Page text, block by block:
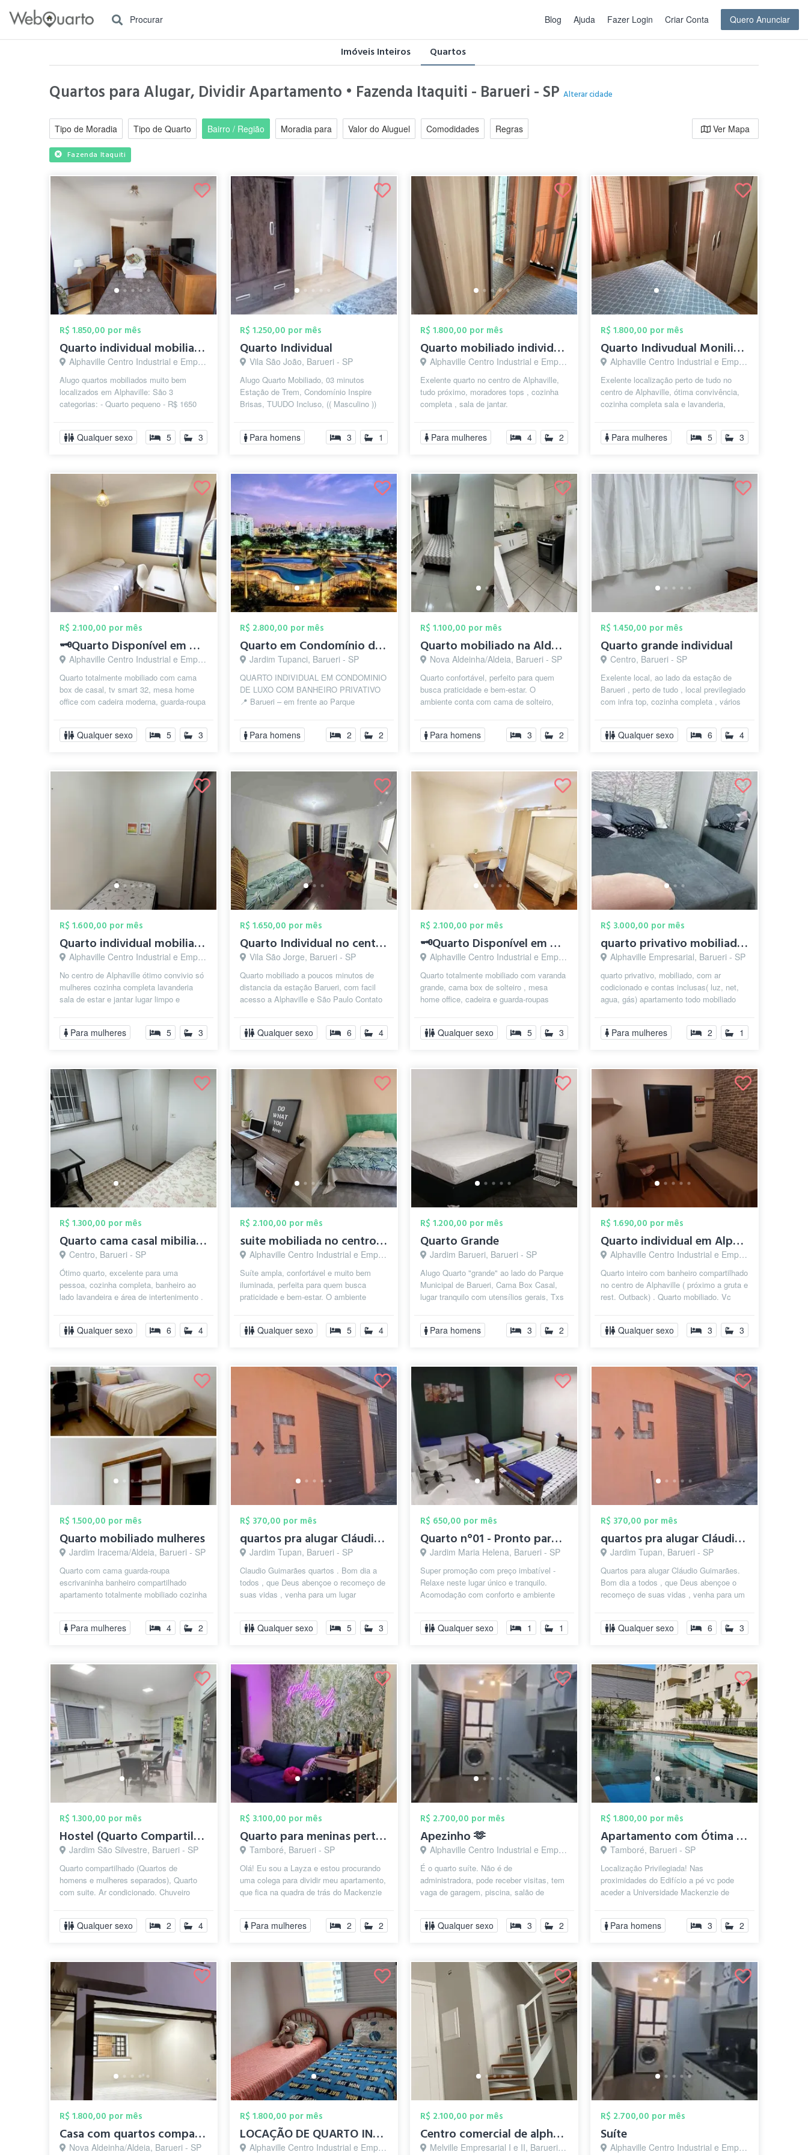
Procurar Blog Ajuda Fazer Login Criar Conta Quero Anunciar
Imóveis Inteiros Quartos
Quartos para Alugar, Dividir Apartamento • Fazenda Itaquiti - Barueri - SPAlterar cidade
Tipo de Moradia Tipo de Quarto Bairro / Região Moradia para Valor do Aluguel Comodidades Regras Ver Mapa
Fazenda Itaquiti
R$ 1.850,00 por mês
Quarto individual mobiliado no centro de...
Alphaville Centro Industrial e Empresarial/Alphaville., Barueri - SP
Alugo quartos mobiliados muito bem
localizados em Alphaville: São 3
categorias: - Quarto pequeno - R$ 1650
Quar...
Qualquer sexo 5 3
R$ 1.250,00 por mês
Quarto Individual
Vila São João, Barueri - SP
Alugo Quarto Mobiliado, 03 minutos
Estação de Trem, Condomínio Inspire
Brisas, TUUDO Incluso, (( Masculino ))
...
Para homens 3 1
R$ 1.800,00 por mês
Quarto mobiliado individual
Alphaville Centro Industrial e Empresarial/Alphaville., Barueri - SP
Exelente quarto no centro de Alphaville,
tudo próximo, moradores tops , cozinha
completa , sala de jantar.
Para mulheres 4 2
R$ 1.800,00 por mês
Quarto Indivudual Moniliado
Alphaville Centro Industrial e Empresarial/Alphaville., Barueri - SP
Exelente localização perto de tudo no
centro de Alphaville, ótima convivência,
cozinha completa sala e lavanderia,
Para mulheres 5 3
R$ 2.100,00 por mês
🗝️Quarto Disponível em Alphaville ✅
Alphaville Centro Industrial e Empresarial/Alphaville., Barueri - SP
Quarto totalmente mobiliado com cama
box de casal, tv smart 32, mesa home
office com cadeira moderna, guarda-roupa
Qualquer sexo 5 3
R$ 2.800,00 por mês
Quarto em Condomínio de Alto Padrão Baru...
Jardim Tupanci, Barueri - SP
QUARTO INDIVIDUAL EM CONDOMINIO
DE LUXO COM BANHEIRO PRIVATIVO
📍 Barueri – em frente ao Parque
Comercial 📅 ...
Para homens 2 2
R$ 1.100,00 por mês
Quarto mobiliado na Aldeia de Barueri
Nova Aldeinha/Aldeia, Barueri - SP
Quarto confortável, perfeito para quem
busca praticidade e bem-estar. O
ambiente conta com cama de solteiro,
co...
Para homens 3 2
R$ 1.450,00 por mês
Quarto grande individual
Centro, Barueri - SP
Exelente local, ao lado da estação de
Barueri , perto de tudo , local previlegiado
com infra top, cozinha completa , vários
Qualquer sexo 6 4
R$ 1.600,00 por mês
Quarto individual mobiliado
Alphaville Centro Industrial e Empresarial/Alphaville., Barueri - SP
No centro de Alphaville ótimo convivio só
mulheres cozinha completa lavanderia
sala de estar e jantar lugar limpo e
Para mulheres 5 3
R$ 1.650,00 por mês
Quarto Individual no centro de Barueri
Vila São Jorge, Barueri - SP
Quarto mobiliado a poucos minutos de
distancia da estação Barueri, com facil
acesso a Alphaville e São Paulo Contato
Qualquer sexo 6 4
R$ 2.100,00 por mês
🗝️Quarto Disponível em Alphaville ✅
Alphaville Centro Industrial e Empresarial/Alphaville., Barueri - SP
Quarto totalmente mobiliado com varanda
grande, cama box de solteiro , mesa
home office, cadeira e guarda-roupas
Qualquer sexo 5 3
R$ 3.000,00 por mês
quarto privativo mobiliado com ar condic...
Alphaville Empresarial, Barueri - SP
quarto privativo, mobiliado, com ar
codicionado e contas inclusas( luz, net,
agua, gás) apartamento todo mobiliado
Para mulheres 2 1
R$ 1.300,00 por mês
Quarto cama casal mibiliado individual
Centro, Barueri - SP
Ótimo quarto, excelente para uma
pessoa, cozinha completa, banheiro ao
lado lavandeira e área de intertenimento .
Qualquer sexo 6 4
R$ 2.100,00 por mês
suite mobiliada no centro de Alphaville
Alphaville Centro Industrial e Empresarial/Alphaville., Barueri - SP
Suíte ampla, confortável e muito bem
iluminada, perfeita para quem busca
praticidade e bem-estar. O ambiente
espaçoso...
Qualquer sexo 5 4
R$ 1.200,00 por mês
Quarto Grande
Jardim Barueri, Barueri - SP
Alugo Quarto "grande" ao lado do Parque
Municipal de Barueri, Cama Box Casal,
lugar tranquilo com utensílios gerais, Txs
Para homens 3 2
R$ 1.690,00 por mês
Quarto individual em Alphaville (CENTRO ...
Alphaville Centro Industrial e Empresarial/Alphaville., Barueri - SP
Quarto inteiro com banheiro compartilhado
no centro de Alphaville ( próximo a gruta e
rest. Outback) . Quarto mobiliado. Vc
Qualquer sexo 3 3
R$ 1.500,00 por mês
Quarto mobiliado mulheres
Jardim Iracema/Aldeia, Barueri - SP
Quarto com cama guarda-roupa
escrivaninha banheiro compartilhado
apartamento totalmente mobiliado cozinha
200,0...
Para mulheres 4 2
R$ 370,00 por mês
quartos pra alugar Cláudio Guimarães
Jardim Tupan, Barueri - SP
Claudio Guimarães quartos . Bom dia a
todos , que Deus abençoe o recomeço de
suas vidas , venha para um lugar
...
Qualquer sexo 5 3
R$ 650,00 por mês
Quarto n°01 - Pronto para morar: Quarto ...
Jardim Maria Helena, Barueri - SP
Super promoção com preço imbatível -
Relaxe neste lugar único e tranquilo.
Acomodação com conforto e ambiente
Qualquer sexo 1 1
R$ 370,00 por mês
quartos pra alugar Cláudio Guimarães
Jardim Tupan, Barueri - SP
Quartos para alugar Cláudio Guimarães.
Bom dia a todos , que Deus abençoe o
recomeço de suas vidas , venha para um
Qualquer sexo 6 3
R$ 1.300,00 por mês
Hostel (Quarto Compartilhado) - Feminino...
Jardim São Silvestre, Barueri - SP
Quarto compartilhado (Quartos de
homens e mulheres separados), Quarto
com suite. Ar condicionado. Chuveiro
comparti...
Qualquer sexo 2 4
R$ 3.100,00 por mês
Quarto para meninas pertinho do Mackenzi...
Tamboré, Barueri - SP
Olá! Eu sou a Layza e estou procurando
uma colega para dividir meu apartamento,
que fica na quadra de trás do Mackenzie
Para mulheres 2 2
R$ 2.700,00 por mês
Apezinho 🫶
Alphaville Centro Industrial e Empresarial/Alphaville., Barueri - SP
É o quarto suíte. Não é de
administradora, pode receber visitas, tem
vaga de garagem, piscina, salão de
apezinh...
Qualquer sexo 3 2
R$ 1.800,00 por mês
Apartamento com Ótima Localização
Tamboré, Barueri - SP
Localização Privilegiada! Nas
proximidades do Edifício a pé vc pode
aceder a Universidade Mackenzie de
Atacadão,Shooping Tamboré...
Para homens 3 2
R$ 1.800,00 por mês
Casa com quartos compartilhados em excel...
Nova Aldeinha/Aldeia, Barueri - SP
R$ 1.800,00 por mês
LOCAÇÃO DE QUARTO INDIVIDUAL
Alphaville Centro Industrial e Empresarial/Alphaville., Barueri - SP
R$ 2.100,00 por mês
Centro comercial de alphaville
Melville Empresarial I e II, Barueri - SP
R$ 2.700,00 por mês
Suíte
Alphaville Centro Industrial e Empresarial/Alphaville., Barueri - SP